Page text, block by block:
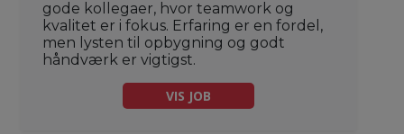
gode kollegaer, hvor teamwork og
kvalitet er i fokus. Erfaring er en fordel,
men lysten til opbygning og godt
håndværk er vigtigst.
VIS JOB